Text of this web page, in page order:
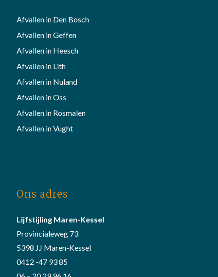
Afvallen in Den Bosch
Afvallen in Geffen
Afvallen in Heesch
Afvallen in Lith
Afvallen in Nuland
Afvallen in Oss
Afvallen in Rosmalen
Afvallen in Vught
Ons adres
Lijfstijling Maren-Kessel
Provincialeweg 73
5398 JJ Maren-Kessel
0412 -47 93 85